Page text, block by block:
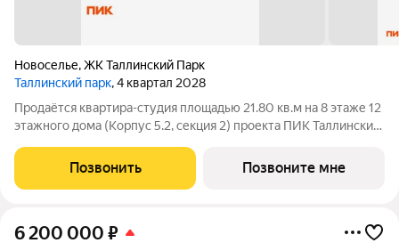
Новоселье,ЖК Таллинский Парк
Таллинский парк, 4 квартал 2028
Продаётся квартира-студия площадью 21.80 кв.м на 8 этаже 12
этажного дома (Корпус 5.2, секция 2) проекта ПИК Таллинский
функциональная планировка, большие окна, с отделкой.
Позвонить Позвоните мне
6 200 000 ₽